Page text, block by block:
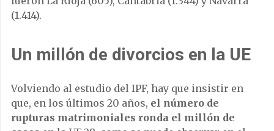
(1.414).
Un millón de divorcios en la UE
Volviendo al estudio del IPF, hay que insistir en
que, en los últimos 20 años, el número de
rupturas matrimoniales ronda el millón de